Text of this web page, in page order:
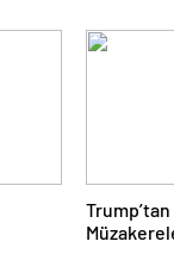
Trump’tan